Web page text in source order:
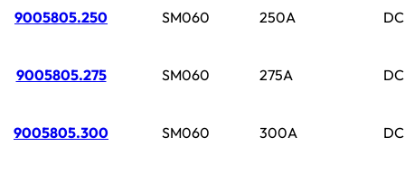
9005805.250 SM060 250A
9005805.275 SM060 275A
9005805.300 SM060 300A